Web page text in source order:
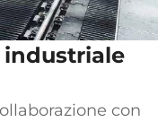
industriale
con